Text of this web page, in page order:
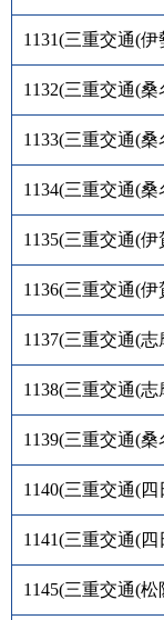
1131(三重交通(伊
1132(三重交通(桑
1133(三重交通(桑
1134(三重交通(桑
1135(三重交通(伊
1136(三重交通(伊
1137(三重交通(志
1138(三重交通(志
1139(三重交通(桑
1140(三重交通(
1141(三重交通(
1145(三重交通(松